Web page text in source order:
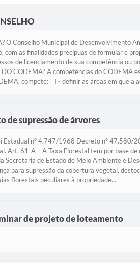
O Conselho Municipal de Desenvolvimento
com as finalidades precípuas de formular e
de licenciamento de sua competência ou
DO CODEMA? A competências do
compete: I - definir as áreas em que a
de supressão de árvores
Estadual nº 4.747/1968 Decreto nº
Art. 61-A – A Taxa Florestal tem por base
Secretaria de Estado de Meio Ambiente e
para supressão da cobertura vegetal,
florestais peculiares à propriedade...
de projeto de loteamento